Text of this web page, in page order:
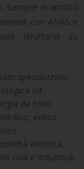
Sempre in ambito
con ANAS e
strutturali su
specializzato
ed
da fonti
eolico,
elettrica,
civili e industriali.